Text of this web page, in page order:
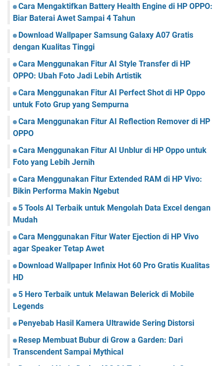
Cara Mengaktifkan Battery Health Engine di HP OPPO:
Biar Baterai Awet Sampai 4 Tahun
Download Wallpaper Samsung Galaxy A07 Gratis
dengan Kualitas Tinggi
Cara Menggunakan Fitur AI Style Transfer di HP
OPPO: Ubah Foto Jadi Lebih Artistik
Cara Menggunakan Fitur AI Perfect Shot di HP Oppo
untuk Foto Grup yang Sempurna
Cara Menggunakan Fitur AI Reflection Remover di HP
OPPO
Cara Menggunakan Fitur AI Unblur di HP Oppo untuk
Foto yang Lebih Jernih
Cara Menggunakan Fitur Extended RAM di HP Vivo:
Bikin Performa Makin Ngebut
5 Tools AI Terbaik untuk Mengolah Data Excel dengan
Mudah
Cara Menggunakan Fitur Water Ejection di HP Vivo
agar Speaker Tetap Awet
Download Wallpaper Infinix Hot 60 Pro Gratis Kualitas
HD
5 Hero Terbaik untuk Melawan Belerick di Mobile
Legends
Penyebab Hasil Kamera Ultrawide Sering Distorsi
Resep Membuat Bubur di Grow a Garden: Dari
Transcendent Sampai Mythical